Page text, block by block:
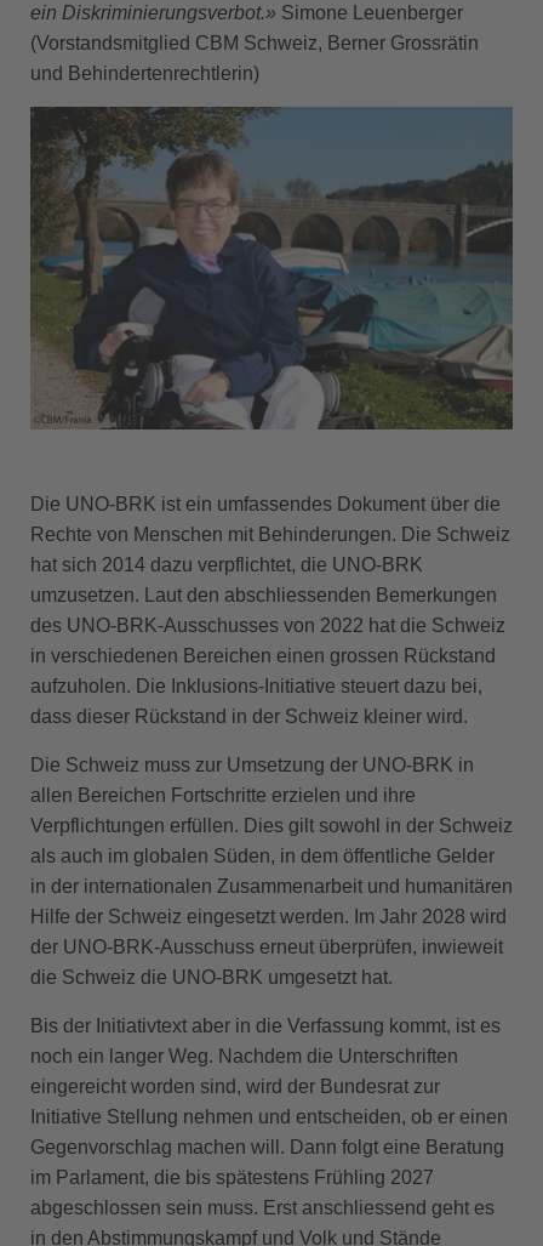
ein Diskriminierungsverbot.» Simone Leuenberger
(Vorstandsmitglied CBM Schweiz, Berner Grossrätin
und Behindertenrechtlerin)
Die UNO-BRK ist ein umfassendes Dokument über die
Rechte von Menschen mit Behinderungen. Die Schweiz
hat sich 2014 dazu verpflichtet, die UNO-BRK
umzusetzen. Laut den abschliessenden Bemerkungen
des UNO-BRK-Ausschusses von 2022 hat die Schweiz
in verschiedenen Bereichen einen grossen Rückstand
aufzuholen. Die Inklusions-Initiative steuert dazu bei,
dass dieser Rückstand in der Schweiz kleiner wird.
Die Schweiz muss zur Umsetzung der UNO-BRK in
allen Bereichen Fortschritte erzielen und ihre
Verpflichtungen erfüllen. Dies gilt sowohl in der Schweiz
als auch im globalen Süden, in dem öffentliche Gelder
in der internationalen Zusammenarbeit und humanitären
Hilfe der Schweiz eingesetzt werden. Im Jahr 2028 wird
der UNO-BRK-Ausschuss erneut überprüfen, inwieweit
die Schweiz die UNO-BRK umgesetzt hat.
Bis der Initiativtext aber in die Verfassung kommt, ist es
noch ein langer Weg. Nachdem die Unterschriften
eingereicht worden sind, wird der Bundesrat zur
Initiative Stellung nehmen und entscheiden, ob er einen
Gegenvorschlag machen will. Dann folgt eine Beratung
im Parlament, die bis spätestens Frühling 2027
abgeschlossen sein muss. Erst anschliessend geht es
in den Abstimmungskampf und Volk und Stände